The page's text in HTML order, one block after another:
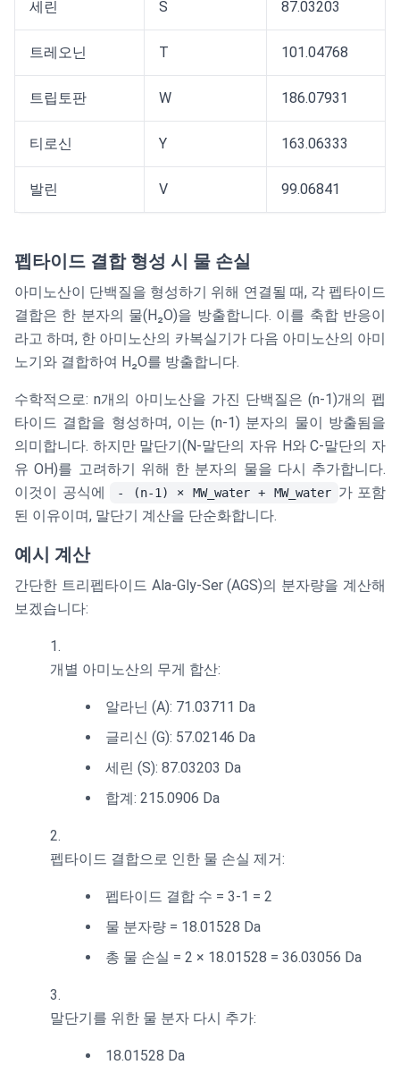
세린 S 87.03203
트레오닌 T 101.04768
트립토판 W 186.07931
티로신 Y 163.06333
발린 V 99.06841
펩타이드 결합 형성 시 물 손실
아미노산이 단백질을 형성하기 위해 연결될 때, 각 펩타이드
결합은 한 분자의 물(H₂O)을 방출합니다. 이를 축합 반응이
라고 하며, 한 아미노산의 카복실기가 다음 아미노산의 아미
노기와 결합하여 H₂O를 방출합니다.
수학적으로: n개의 아미노산을 가진 단백질은 (n-1)개의 펩
타이드 결합을 형성하며, 이는 (n-1) 분자의 물이 방출됨을
의미합니다. 하지만 말단기(N-말단의 자유 H와 C-말단의 자
유 OH)를 고려하기 위해 한 분자의 물을 다시 추가합니다.
이것이 공식에
- (n-1) × MW_water + MW_water 가 포함
된 이유이며, 말단기 계산을 단순화합니다.
예시 계산
간단한 트리펩타이드 Ala-Gly-Ser (AGS)의 분자량을 계산해
보겠습니다:
개별 아미노산의 무게 합산:
알라닌 (A): 71.03711 Da
글리신 (G): 57.02146 Da
세린 (S): 87.03203 Da
합계: 215.0906 Da
펩타이드 결합으로 인한 물 손실 제거:
펩타이드 결합 수 = 3-1 = 2
물 분자량 = 18.01528 Da
총 물 손실 = 2 × 18.01528 = 36.03056 Da
말단기를 위한 물 분자 다시 추가:
18.01528 Da